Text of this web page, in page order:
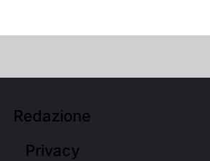
Redazione
Privacy